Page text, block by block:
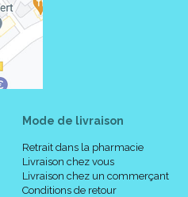
Mode de livraison
Retrait dans la pharmacie
Livraison chez vous
Livraison chez un commerçant
Conditions de retour